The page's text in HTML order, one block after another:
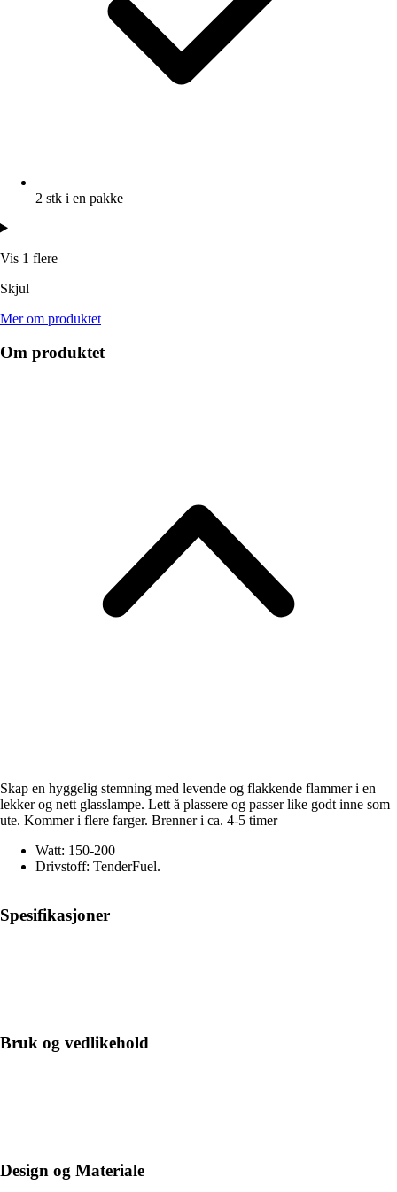
2 stk i en pakke
Vis 1 flere
Skjul
Mer om produktet
Om produktet
Skap en hyggelig stemning med levende og flakkende flammer i en
lekker og nett glasslampe. Lett å plassere og passer like godt inne som
ute. Kommer i flere farger. Brenner i ca. 4-5 timer
Watt: 150-200
Drivstoff: TenderFuel.
Spesifikasjoner
Bruk og vedlikehold
Design og Materiale